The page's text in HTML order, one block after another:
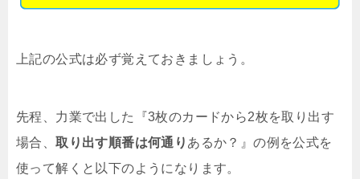
上記の公式は必ず覚えておきましょう。
先程、力業で出した『3枚のカードから2枚を取り出す
場合、取り出す順番は何通り あるか？』の例を公式を
使って解くと以下のようになります。